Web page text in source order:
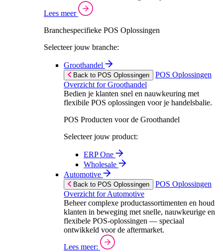
Lees meer
Branchespecifieke POS Oplossingen
Selecteer jouw branche:
Groothandel
Back to POS Oplossingen
POS Oplossingen
Overzicht for Groothandel
Bedien je klanten snel en nauwkeuring met
flexibile POS oplossingen voor je handelsbalie.
POS Producten voor de Groothandel
Selecteer jouw product:
ERP One
Wholesale
Automotive
Back to POS Oplossingen
POS Oplossingen
Overzicht for Automotive
Beheer complexe productassortimenten en houd
klanten in beweging met snelle, nauwkeurige en
flexibele POS-oplossingen — speciaal
ontwikkeld voor de aftermarket.
Lees meer: